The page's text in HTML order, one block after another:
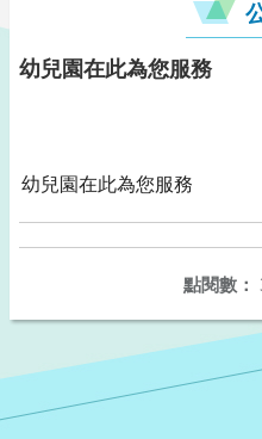
幼兒園在此為您服務
幼兒園在此為您服務
點閱數：